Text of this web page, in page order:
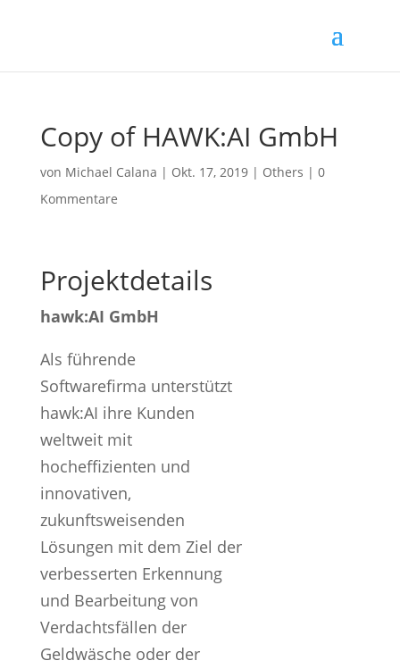
Copy of HAWK:AI GmbH
von Michael Calana | Okt. 17, 2019| Others | 0
Kommentare
Projektdetails
hawk:AI GmbH
Als führende
Softwarefirma unterstützt
hawk:AI ihre Kunden
weltweit mit
hocheffizienten und
innovativen,
zukunftsweisenden
Lösungen mit dem Ziel der
verbesserten Erkennung
und Bearbeitung von
Verdachtsfällen der
Geldwäsche oder der